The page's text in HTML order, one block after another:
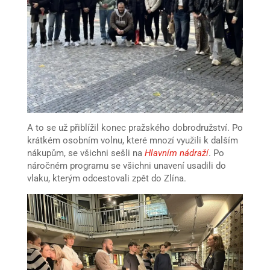
A to se už přiblížil konec pražského dobrodružství. Po
krátkém osobním volnu, které mnozí využili k dalším
nákupům, se všichni sešli na Hlavním nádraží. Po
náročném programu se všichni unavení usadili do
vlaku, kterým odcestovali zpět do Zlína.